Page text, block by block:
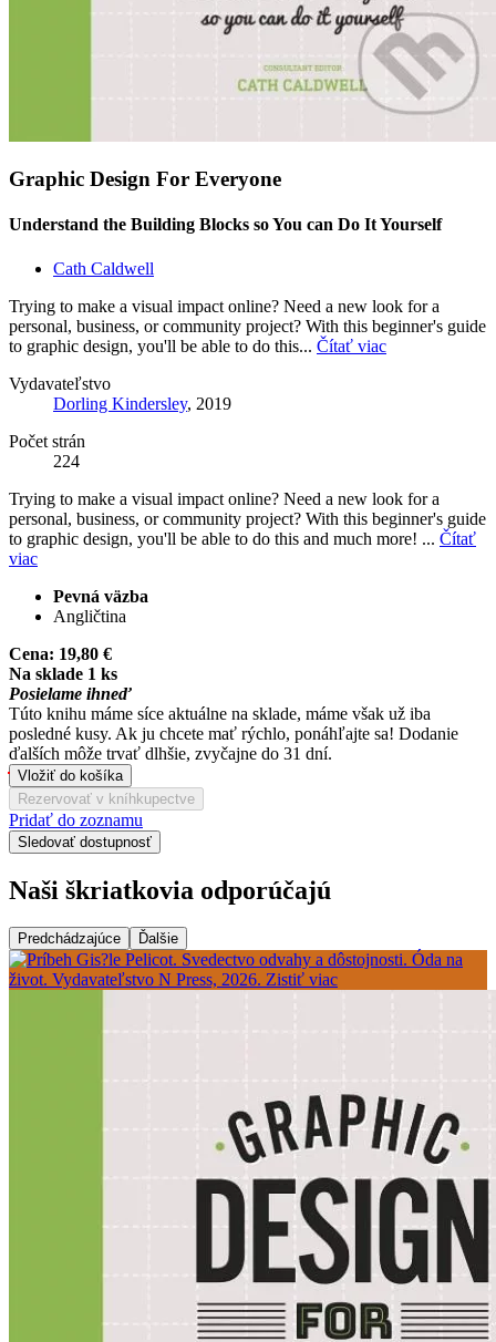
Graphic Design For Everyone
Understand the Building Blocks so You can Do It Yourself
Cath Caldwell
Trying to make a visual impact online? Need a new look for a
personal, business, or community project? With this beginner's guide
to graphic design, you'll be able to do this... Čítať viac
Vydavateľstvo
Dorling Kindersley, 2019
Počet strán
224
Trying to make a visual impact online? Need a new look for a
personal, business, or community project? With this beginner's guide
to graphic design, you'll be able to do this and much more! ... Čítať
viac
Pevná väzba
Angličtina
Cena: 19,80 €
Na sklade 1 ks
Posielame ihneď
Túto knihu máme síce aktuálne na sklade, máme však už iba
posledné kusy. Ak ju chcete mať rýchlo, ponáhľajte sa! Dodanie
ďalších môže trvať dlhšie, zvyčajne do 31 dní.
Vložiť do košíka
Rezervovať v kníhkupectve
Pridať do zoznamu
Sledovať dostupnosť
Naši škriatkovia odporúčajú
Predchádzajúce Ďalšie